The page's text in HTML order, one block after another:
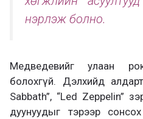
нэрлэж болно.
Медведевийг улаан
болохгүй. Дэлхийд
Sabbath”, “Led Zeppelin”
дуунуудыг тэрээр